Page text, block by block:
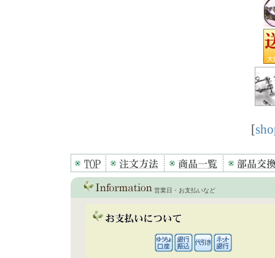
[
営業日・お支払いなど